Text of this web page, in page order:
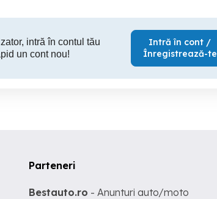
intră în contul tău
un cont nou!
Intră în cont /
Înregistrează-te
Parteneri
Bestauto.ro - Anunturi auto/moto